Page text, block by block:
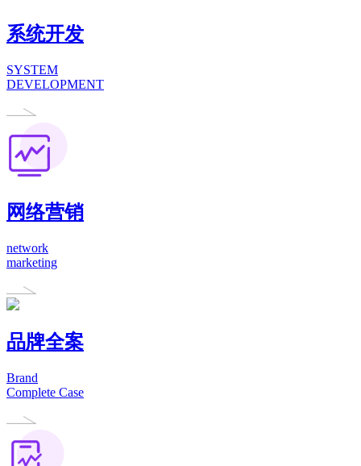
系统开发
SYSTEM
DEVELOPMENT
网络营销
network
marketing
品牌全案
Brand
Complete Case